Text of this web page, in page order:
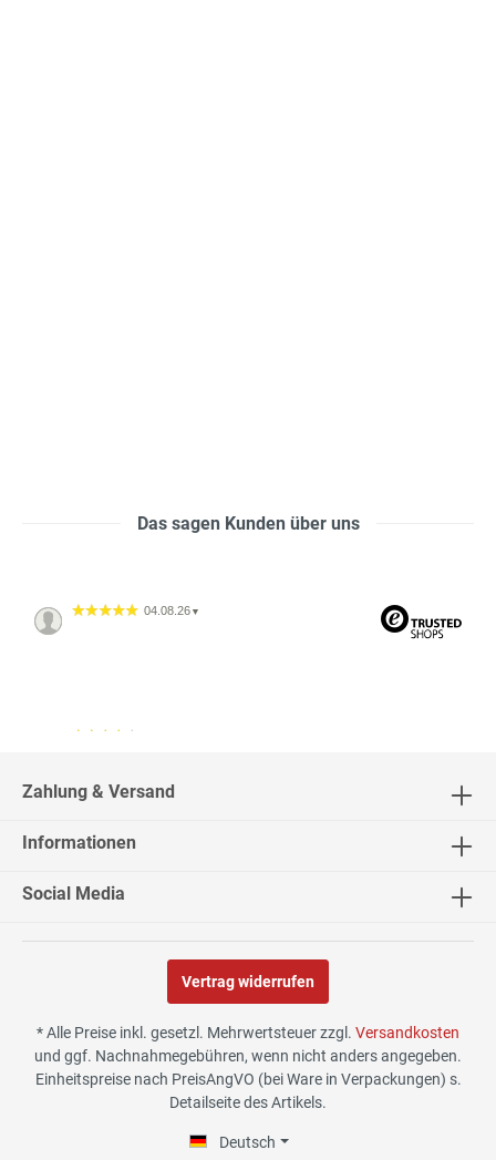
Das sagen Kunden über uns
04.08.26 ▼
30.07.26▼
29.07.26
funktioniert, und Qualität
Zahlung & Versand
Informationen
Social Media
Vertrag widerrufen
* Alle Preise inkl. gesetzl. Mehrwertsteuer zzgl. Versandkosten
und ggf. Nachnahmegebühren, wenn nicht anders angegeben.
Einheitspreise nach PreisAngVO (bei Ware in Verpackungen) s.
Detailseite des Artikels.
Deutsch